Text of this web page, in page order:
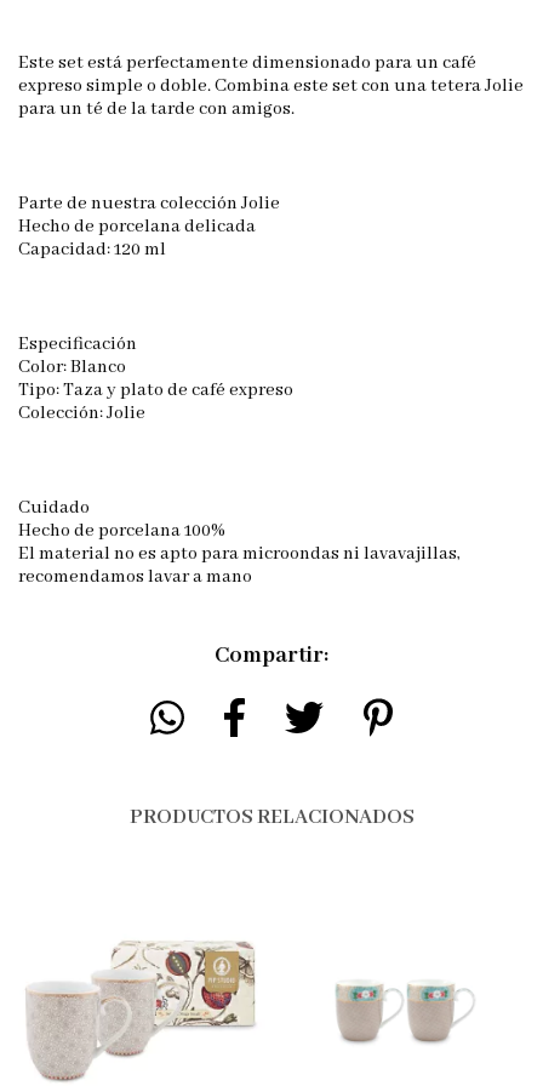
Este set está perfectamente dimensionado para un café
expreso simple o doble. Combina este set con una tetera Jolie
para un té de la tarde con amigos.
Parte de nuestra colección Jolie
Hecho de porcelana delicada
Capacidad: 120 ml
Especificación
Color: Blanco
Tipo: Taza y plato de café expreso
Colección: Jolie
Cuidado
Hecho de porcelana 100%
El material no es apto para microondas ni lavavajillas,
recomendamos lavar a mano
Compartir:
PRODUCTOS RELACIONADOS